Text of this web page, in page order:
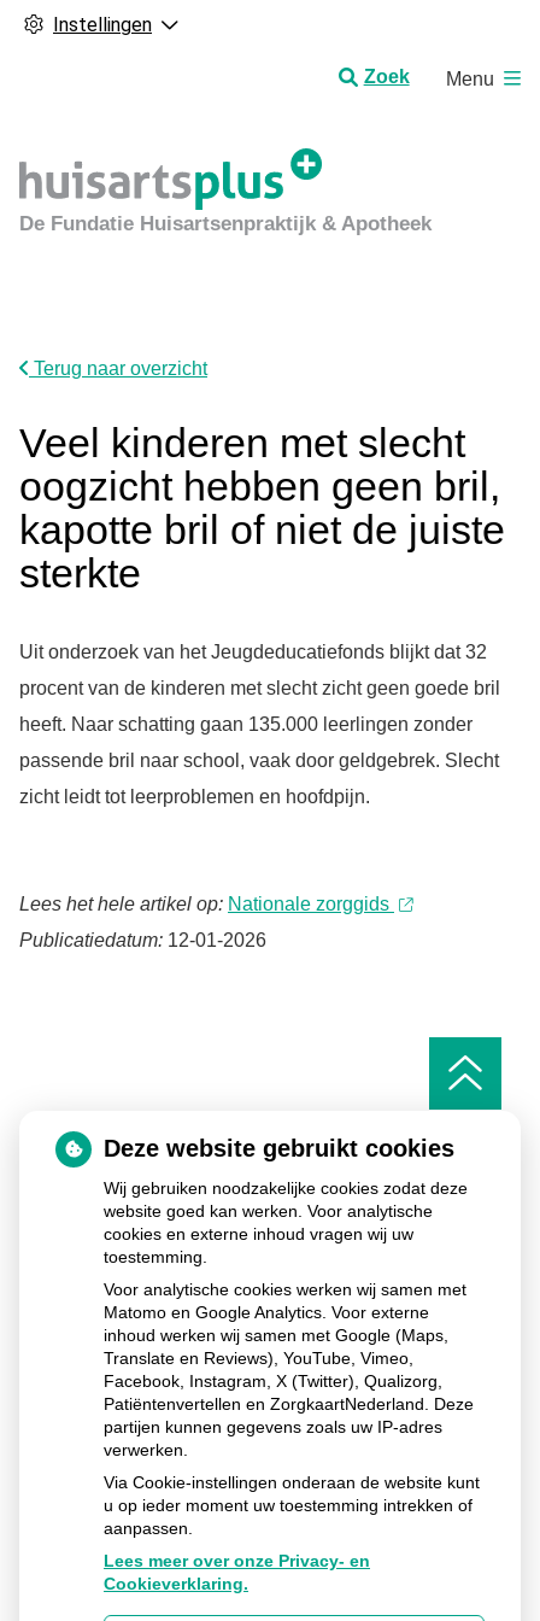
Instellingen
Zoek
De Fundatie Huisartsenpraktijk & Apotheekm
Menu
Terug naar overzicht
Veel kinderen met slecht
oogzicht hebben geen bril,
kapotte bril of niet de juiste
sterkte
Uit onderzoek van het Jeugdeducatiefonds blijkt dat 32
procent van de kinderen met slecht zicht geen goede bril
heeft. Naar schatting gaan 135.000 leerlingen zonder
passende bril naar school, vaak door geldgebrek. Slecht
zicht leidt tot leerproblemen en hoofdpijn.
Lees het hele artikel op: Nationale zorggids
Publicatiedatum: 12-01-2026
De Fundatie Huisartsenpraktijk & Apotheek
Commissieweg5 9244 GB Beetsterzwaag
Uw Zorg Online
Privacy verklaring|Cookie-
instellingen|Voorwaarden
Deze website gebruikt cookies
Wij gebruiken noodzakelijke cookies zodat deze
website goed kan werken. Voor analytische
cookies en externe inhoud vragen wij uw
toestemming.
Voor analytische cookies werken wij samen met
Matomo en Google Analytics. Voor externe
inhoud werken wij samen met Google (Maps,
Translate en Reviews), YouTube, Vimeo,
Facebook, Instagram, X (Twitter), Qualizorg,
Patiëntenvertellen en ZorgkaartNederland. Deze
partijen kunnen gegevens zoals uw IP-adres
verwerken.
Via Cookie-instellingen onderaan de website kunt
u op ieder moment uw toestemming intrekken of
aanpassen.
Lees meer over onze Privacy- en
Cookieverklaring.